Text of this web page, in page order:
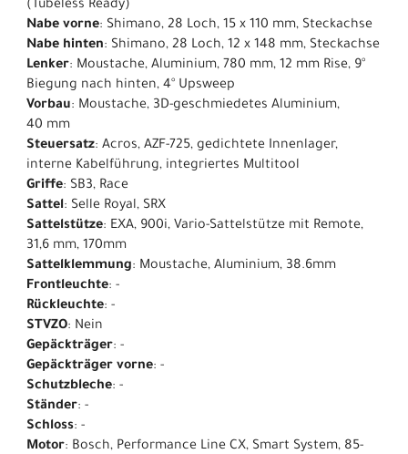
(Tubeless Ready)
Nabe vorne: Shimano, 28 Loch, 15 x 110 mm, Steckachse
Nabe hinten: Shimano, 28 Loch, 12 x 148 mm, Steckachse
Lenker: Moustache, Aluminium, 780 mm, 12 mm Rise, 9°
Biegung nach hinten, 4° Upsweep
Vorbau: Moustache, 3D-geschmiedetes Aluminium,
40 mm
Steuersatz: Acros, AZF-725, gedichtete Innenlager,
interne Kabelführung, integriertes Multitool
Griffe: SB3, Race
Sattel: Selle Royal, SRX
Sattelstütze: EXA, 900i, Vario-Sattelstütze mit Remote,
31,6 mm, 170mm
Sattelklemmung: Moustache, Aluminium, 38.6mm
Frontleuchte: -
Rückleuchte: -
STVZO: Nein
Gepäckträger: -
Gepäckträger vorne: -
Schutzbleche: -
Ständer: -
Schloss: -
Motor: Bosch, Performance Line CX, Smart System, 85-